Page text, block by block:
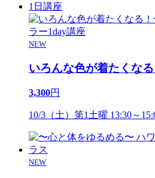
1日講座
NEW
いろんな色が着たくな
3,300円
10/3（土）第1土曜 13:30～
NEW